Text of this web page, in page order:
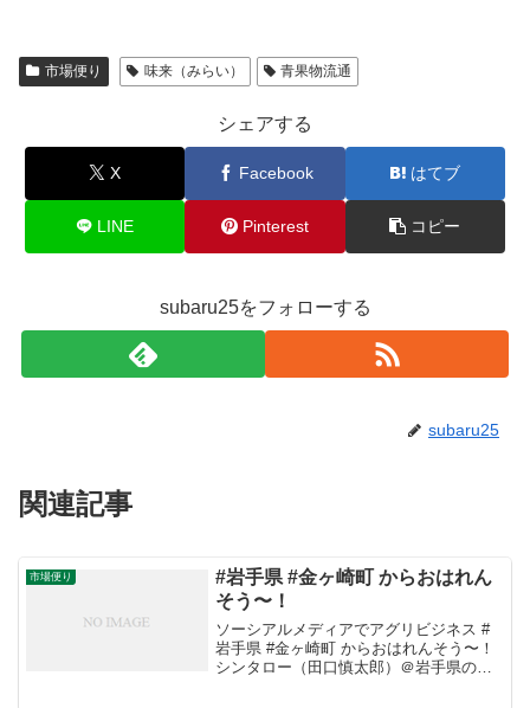
市場便り 味来（みらい） 青果物流通
シェアする
X Facebook はてブ
LINE Pinterest コピー
subaru25をフォローする
subaru25
関連記事
市場便り
#岩手県 #金ヶ崎町 からおはれん
そう〜！
ソーシアルメディアでアグリビジネス #
岩手県 #金ヶ崎町 からおはれんそう〜！
シンタロー（田口慎太郎）＠岩手県の八